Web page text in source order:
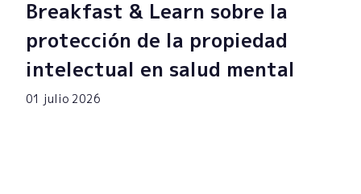
Breakfast & Learn sobre la
protección de la propiedad
intelectual en salud mental
01 julio 2026